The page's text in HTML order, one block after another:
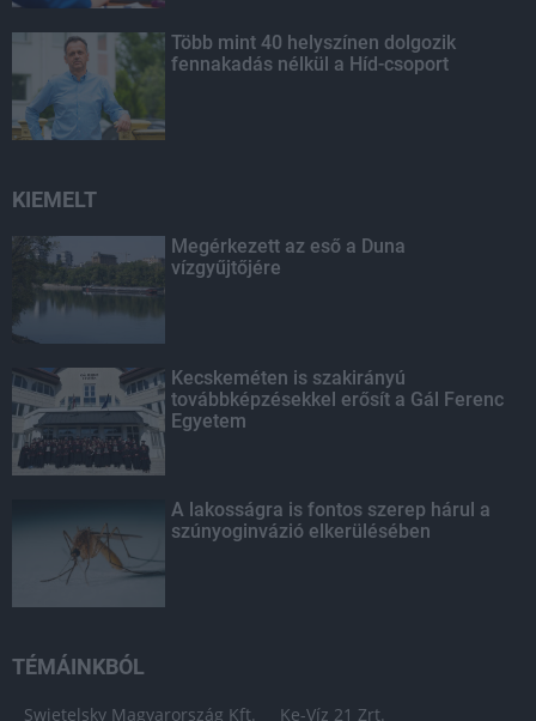
Több mint 40 helyszínen dolgozik
fennakadás nélkül a Híd-csoport
KIEMELT
Megérkezett az eső a Duna
vízgyűjtőjére
Kecskeméten is szakirányú
továbbképzésekkel erősít a Gál Ferenc
Egyetem
A lakosságra is fontos szerep hárul a
szúnyoginvázió elkerülésében
TÉMÁINKBÓL
Swietelsky Magyarország Kft. Ke-Víz 21 Zrt.